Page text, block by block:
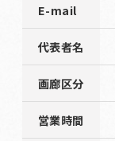
E-mail
代表者名
画廊区分
営業時間